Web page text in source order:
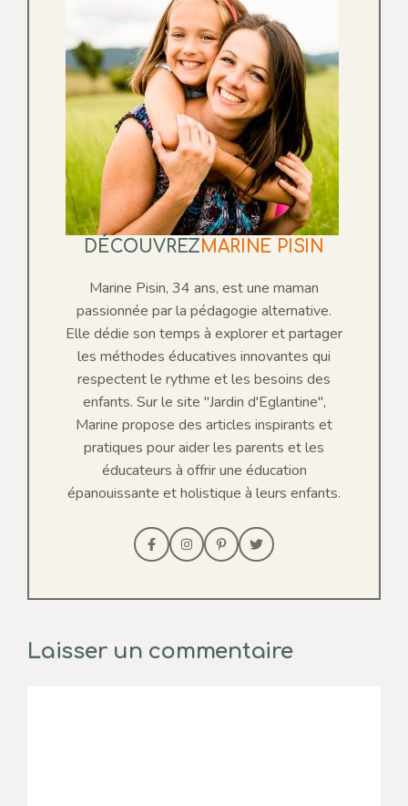
DÉCOUVREZMARINE PISIN
Marine Pisin, 34 ans, est une maman
passionnée par la pédagogie alternative.
Elle dédie son temps à explorer et partager
les méthodes éducatives innovantes qui
respectent le rythme et les besoins des
enfants. Sur le site "Jardin d'Eglantine",
Marine propose des articles inspirants et
pratiques pour aider les parents et les
éducateurs à offrir une éducation
épanouissante et holistique à leurs enfants.
Laisser un commentaire